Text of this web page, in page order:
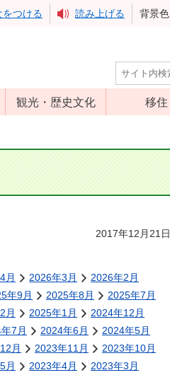
つける 読み上げる 背景色
観光・歴史文化
アップルミュー
文化財
移住
2017年12月21日
月 2026年3月
2026年2月
年9月 2025年8月
2025年7月
月 2025年1月
2024年12月
7月 2024年6月
2024年5月
月 2023年11月
2023年10月
月 2023年4月
2023年3月